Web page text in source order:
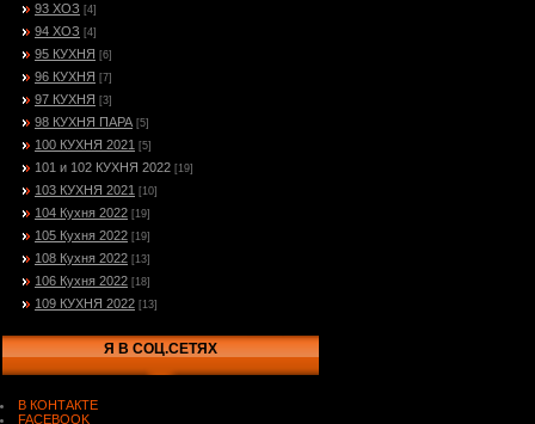
93 ХОЗ [4]
94 ХОЗ [4]
95 КУХНЯ [6]
96 КУХНЯ [7]
97 КУХНЯ [3]
98 КУХНЯ ПАРА [5]
100 КУХНЯ 2021 [5]
101 и 102 КУХНЯ 2022 [19]
103 КУХНЯ 2021 [10]
104 Кухня 2022 [19]
105 Кухня 2022 [19]
108 Кухня 2022 [13]
106 Кухня 2022 [18]
109 КУХНЯ 2022 [13]
Я В СОЦ.СЕТЯХ
В КОНТАКТЕ
FACEBOOK